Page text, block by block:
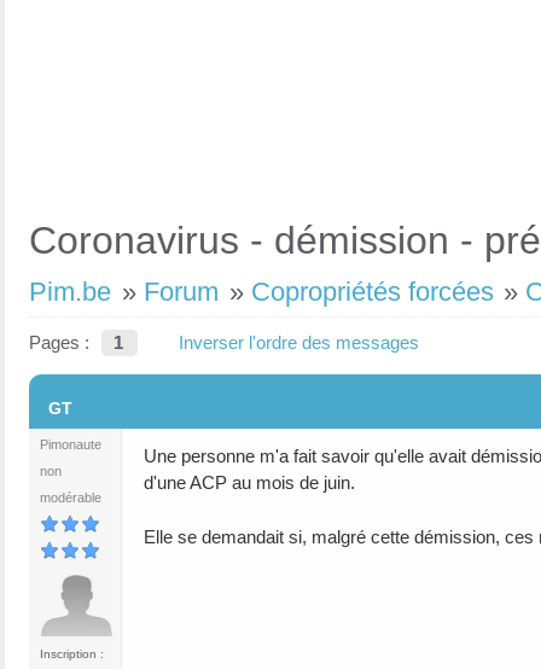
Coronavirus - démission -
Pim.be » Forum » Copropriétés forcées »
Pages : 1 Inverser l'ordre des messages
GT
Pimonaute
non
modérable
Inscription :
Une personne m'a fait savoir qu'elle avait
d'une ACP au mois de juin.
Elle se demandait si, malgré cette démission,